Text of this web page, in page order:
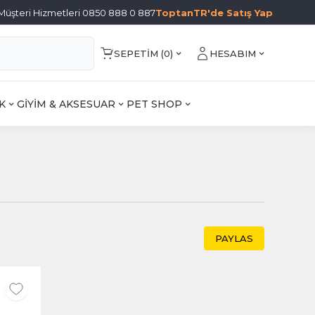
Hizmetleri 0850 888 0 887ToptanTR'de Satış Yap
SEPETIM (0) HESABIM
GİYİM & AKSESUAR PET SHOP
PAYLAS